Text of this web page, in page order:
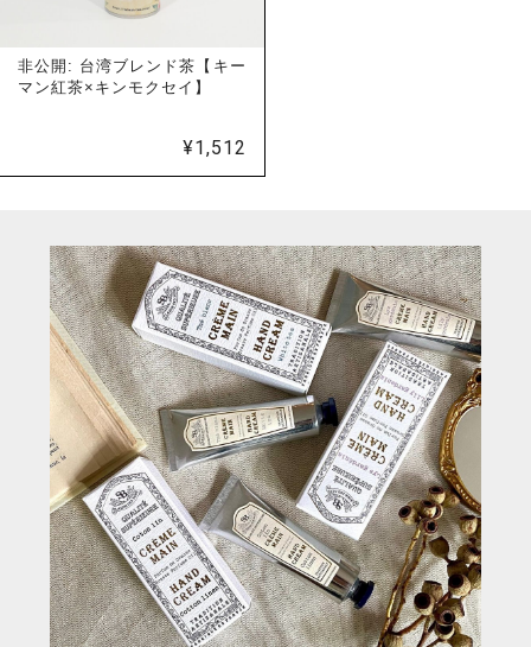
非公開: 台湾ブレンド茶【キー
マン紅茶×キンモクセイ】
¥1,512